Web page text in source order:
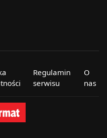
Regulamin
serwisu
O
nas